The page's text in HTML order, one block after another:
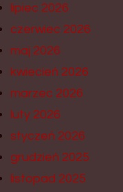
lipiec 2026
czerwiec 2026
maj 2026
kwiecień 2026
marzec 2026
luty 2026
styczeń 2026
grudzień 2025
listopad 2025